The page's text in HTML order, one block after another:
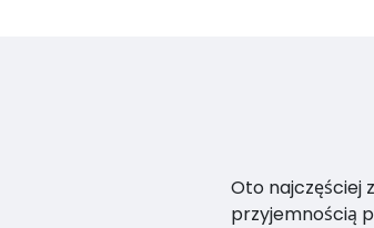
Oto najczęściej
przyjemnością